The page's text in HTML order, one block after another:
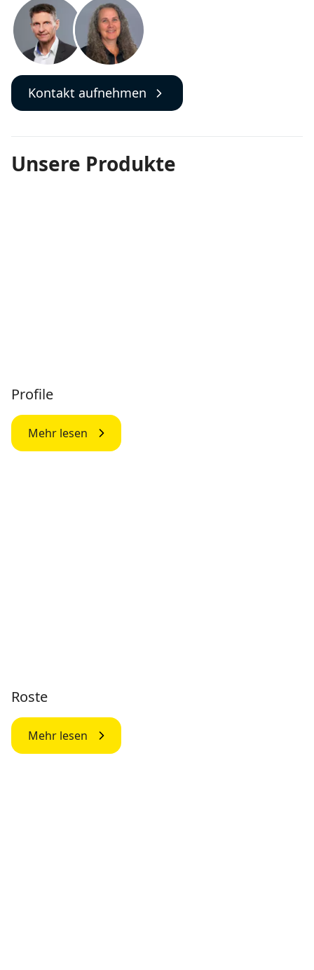
Kontakt aufnehmen
Unsere Produkte
Profile
Mehr lesen
Roste
Mehr lesen